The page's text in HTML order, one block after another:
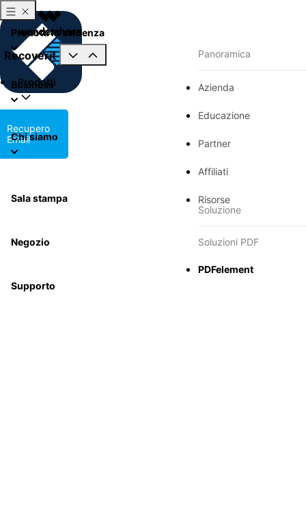
Prodotti in evidenza
Business
Panoramica
Azienda
Educazione
Partner
Affiliati
Risorse
Soluzione
Soluzioni PDF
PDFelement
Chi siamo
Sala stampa
Negozio
Supporto
Recoverit
Prodotti
Recupero
Email